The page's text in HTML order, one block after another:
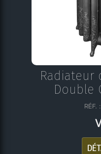
Radiateur
Double
RÉF.